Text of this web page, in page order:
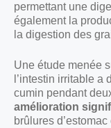
permettant une
également la
la digestion des
Une étude menée
l’intestin irritable a
cumin pendant
amélioration
brûlures